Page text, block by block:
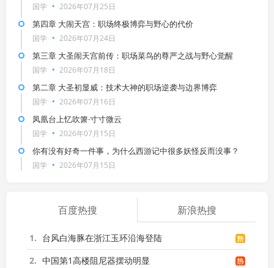
国学 2026年07月25日
第四章 大闹天宫：职场终极博弈与野心的代价
国学 2026年07月24日
第三章 大圣闹天宫前传：职场菜鸟的尊严之战与野心觉醒
国学 2026年07月18日
第二章 大圣初显威：技术大神的职场逆袭与边界博弈
国学 2026年07月16日
凤凰台上忆吹箫·寸寸微云
国学 2026年07月15日
你有没有好奇一件事，为什么西游记中很多妖怪反而没事？
国学 2026年07月15日
百度热搜 新浪热搜
1
台风白海豚在浙江玉环沿海登陆
2
中国第1高楼阻尼器摆动明显